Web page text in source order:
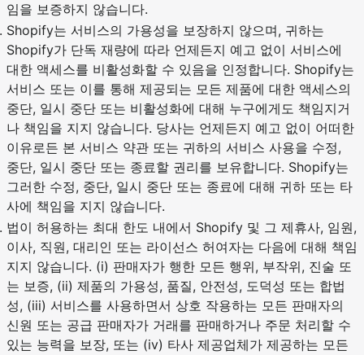
임을 보증하지 않습니다.
Shopify는 서비스의 가용성을 보장하지 않으며, 귀하는
Shopify가 단독 재량에 따라 언제든지 예고 없이 서비스에
대한 액세스를 비활성화할 수 있음을 인정합니다. Shopify는
서비스 또는 이를 통해 제공되는 모든 제품에 대한 액세스의
중단, 일시 중단 또는 비활성화에 대해 누구에게도 책임지거
나 책임을 지지 않습니다. 당사는 언제든지 예고 없이 어떠한
이유로든 본 서비스 약관 또는 귀하의 서비스 사용을 수정,
중단, 일시 중단 또는 종료할 권리를 보유합니다. Shopify는
그러한 수정, 중단, 일시 중단 또는 종료에 대해 귀하 또는 타
사에 책임을 지지 않습니다.
법이 허용하는 최대 한도 내에서 Shopify 및 그 제휴사, 임원,
이사, 직원, 대리인 또는 라이선스 허여자는 다음에 대해 책임
지지 않습니다. (i) 판매자가 행한 모든 행위, 부작위, 진술 또
는 보증, (ii) 제품의 가용성, 품질, 안전성, 도덕성 또는 합법
성, (iii) 서비스를 사용하면서 상호 작용하는 모든 판매자의
신원 또는 공급 판매자가 거래를 판매하거나 주문 처리할 수
있는 능력을 보장, 또는 (iv) 타사 제공업체가 제공하는 모든